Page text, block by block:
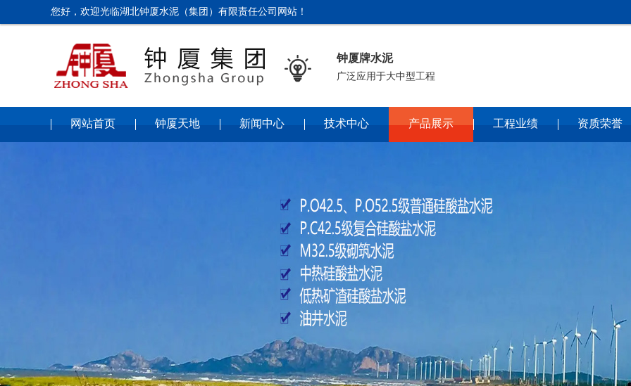
您好，欢迎光临湖北钟厦水泥（集团）有限责任公司网站！
 钟厦牌水泥
广泛应用于大中型工程
网站首页 钟厦天地 新闻中心 技术中心 产品展示 工程业绩 资质荣誉